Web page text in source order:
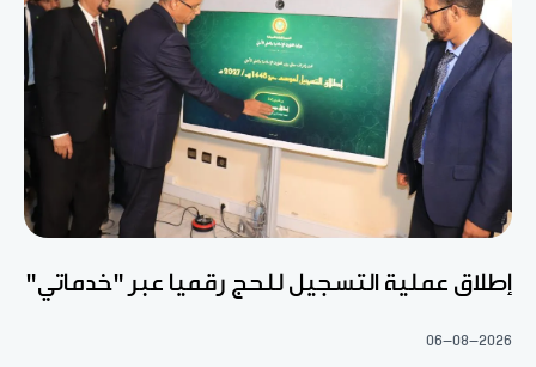
إطلاق عملية التسجيل للحج رقميا عبر "خدماتي"
06-08-2026